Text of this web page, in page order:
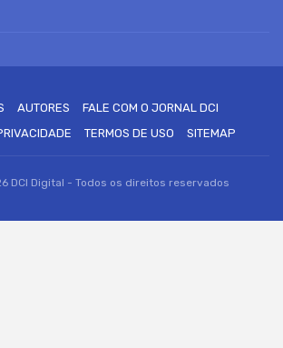
AUTORES
FALE COM O JORNAL DCI
TERMOS DE USO SITEMAP
DCI Digital - Todos os direitos reservados